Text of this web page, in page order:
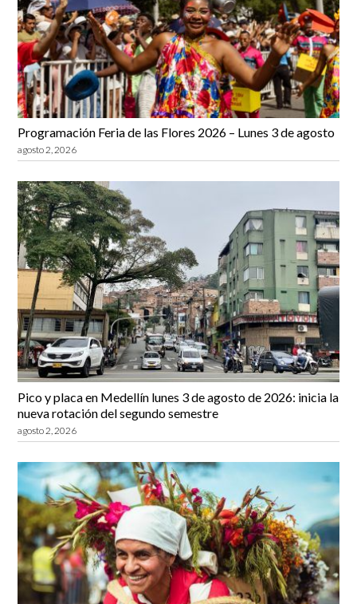
Programación Feria de las Flores 2026 – Lunes 3 de agosto
agosto 2, 2026
Pico y placa en Medellín lunes 3 de agosto de 2026: inicia la
nueva rotación del segundo semestre
agosto 2, 2026